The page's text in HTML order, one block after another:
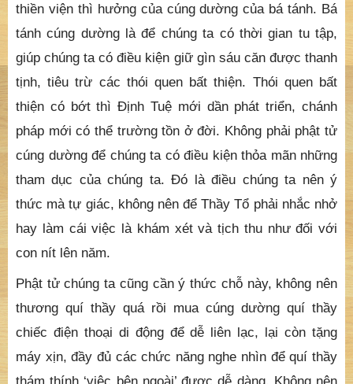
thiền viện thì hưởng của cúng dường của bá tánh. Bá
tánh cúng dường là để chúng ta có thời gian tu tập,
giúp chúng ta có điều kiện giữ gìn sáu căn được thanh
tịnh, tiêu trừ các thói quen bất thiện. Thói quen bất
thiện có bớt thì Định Tuệ mới dần phát triển, chánh
pháp mới có thể trường tồn ở đời. Không phải phật tử
cúng dường để chúng ta có điều kiện thỏa mãn những
tham dục của chúng ta. Đó là điều chúng ta nên ý
thức mà tự giác, không nên để Thầy Tổ phải nhắc nhở
hay làm cái việc là khám xét và tịch thu như đối với
con nít lên năm.
Phật tử chúng ta cũng cần ý thức chỗ này, không nên
thương quí thầy quá rồi mua cúng dường quí thầy
chiếc điện thoại di động để dễ liên lạc, lại còn tặng
máy xịn, đầy đủ các chức năng nghe nhìn để quí thầy